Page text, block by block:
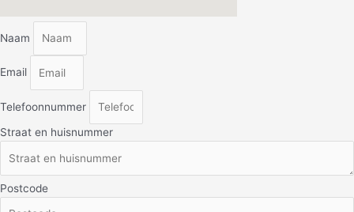
Naam
Email
Telefoonnummer
Straat en huisnummer
Postcode